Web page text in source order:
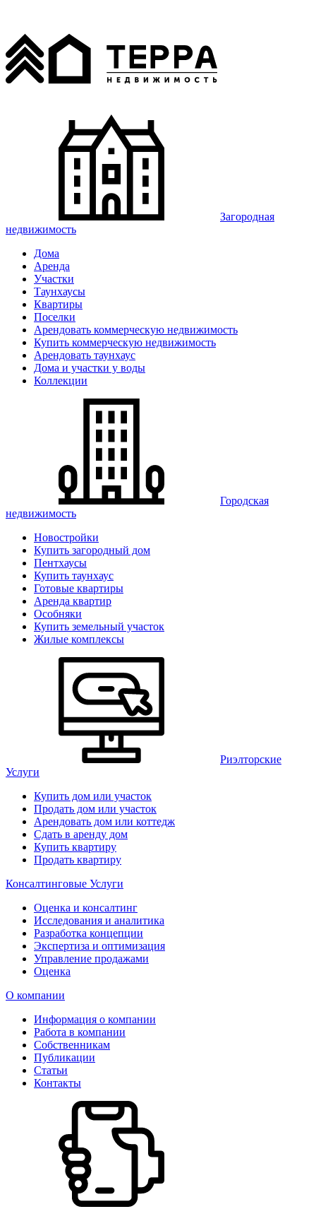
Загородная
недвижимость
Дома
Аренда
Участки
Таунхаусы
Квартиры
Поселки
Арендовать коммерческую недвижимость
Купить коммерческую недвижимость
Арендовать таунхаус
Дома и участки у воды
Коллекции
Городская
недвижимость
Новостройки
Купить загородный дом
Пентхаусы
Купить таунхаус
Готовые квартиры
Аренда квартир
Особняки
Купить земельный участок
Жилые комплексы
Риэлторские
Услуги
Купить дом или участок
Продать дом или участок
Арендовать дом или коттедж
Сдать в аренду дом
Купить квартиру
Продать квартиру
Консалтинговые Услуги
Оценка и консалтинг
Исследования и аналитика
Разработка концепции
Экспертиза и оптимизация
Управление продажами
Оценка
О компании
Информация о компании
Работа в компании
Собственникам
Публикации
Статьи
Контакты